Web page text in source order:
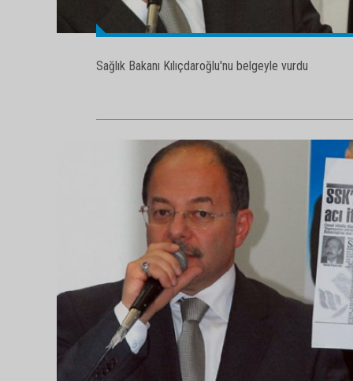
Sağlık Bakanı Kılıçdaroğlu'nu belgeyle vurdu